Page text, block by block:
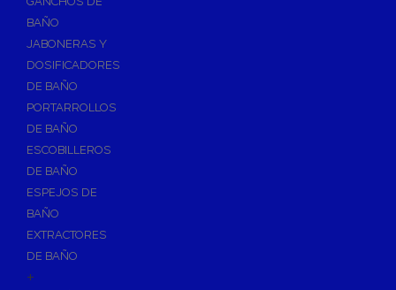
Accesorios y Grupos Contra Incendios
Calderas y estufas de biomasa
Sistemas de Energía Solar Térmica
Estructuras de soporte
Sistemas de Aerotermia
Sistemas de Energía Solar Fotovoltaica
Paneles
Inversores
Baterías
BAÑO
JABONERAS Y
DOSIFICADORES
DE BAÑO
PORTARROLLOS
DE BAÑO
ESCOBILLEROS
DE BAÑO
ESPEJOS DE
BAÑO
EXTRACTORES
DE BAÑO
+